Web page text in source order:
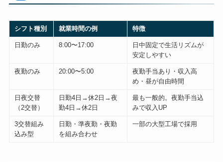
シフト種別 就業時間の例 特徴
日勤のみ 8:00〜17:00
日中固定で生活リズムが
安定しやすい
夜勤のみ 20:00〜5:00
夜勤手当あり・収入高
め・昼が自由時間
日夜交替
（2交替）
日勤4日→休2日→夜
勤4日→休2日
最も一般的。夜勤手当込
みで収入UP
3交替組み
込み型
日勤・準夜勤・夜勤
を組み合わせ
一部の大型工場で採用